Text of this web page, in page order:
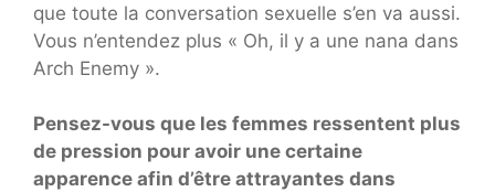
que toute la conversation sexuelle s’en va aussi.
Vous n’entendez plus « Oh, il y a une nana dans
Arch Enemy ».
Pensez-vous que les femmes ressentent plus
de pression pour avoir une certaine
apparence afin d’être attrayantes dans